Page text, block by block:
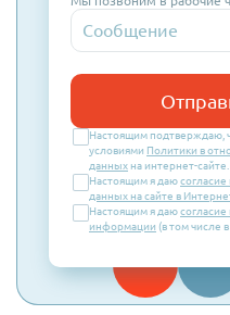
Настоящим подтверждаю,
условиями Политики в
данных на интернет-сайте.
Настоящим я даю
данных на сайте в
Настоящим я даю
информации (в том числе